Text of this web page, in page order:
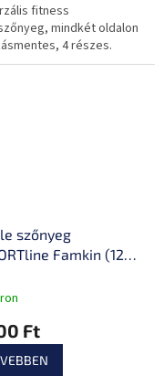
fitness
mindkét oldalon
4 részes.
szőnyeg
Famkin (12
Ft